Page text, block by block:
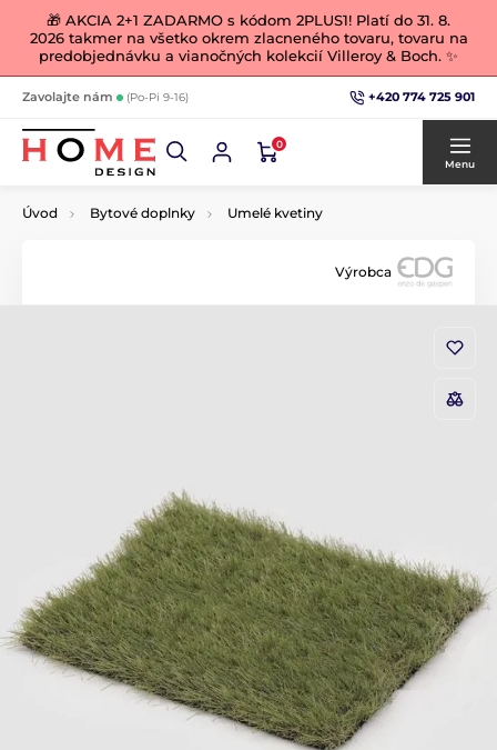
🎁 AKCIA 2+1 ZADARMO s kódom 2PLUS1! Platí do 31. 8.
2026 takmer na všetko okrem zlacneného tovaru, tovaru na
predobjednávku a vianočných kolekcií Villeroy & Boch. ✨
Zavolajte nám (Po-Pi 9-16) +420 774 725 901
0
Menu
Úvod Bytové doplnky Umelé kvetiny
Výrobca